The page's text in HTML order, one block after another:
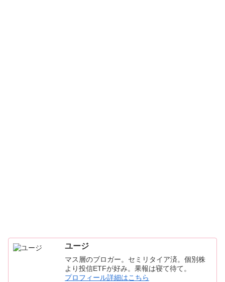
ユージ
マス層のブロガー。セミリタイア済。個別株
より投信ETFが好み。果報は寝て待て。
プロフィール詳細はこちら